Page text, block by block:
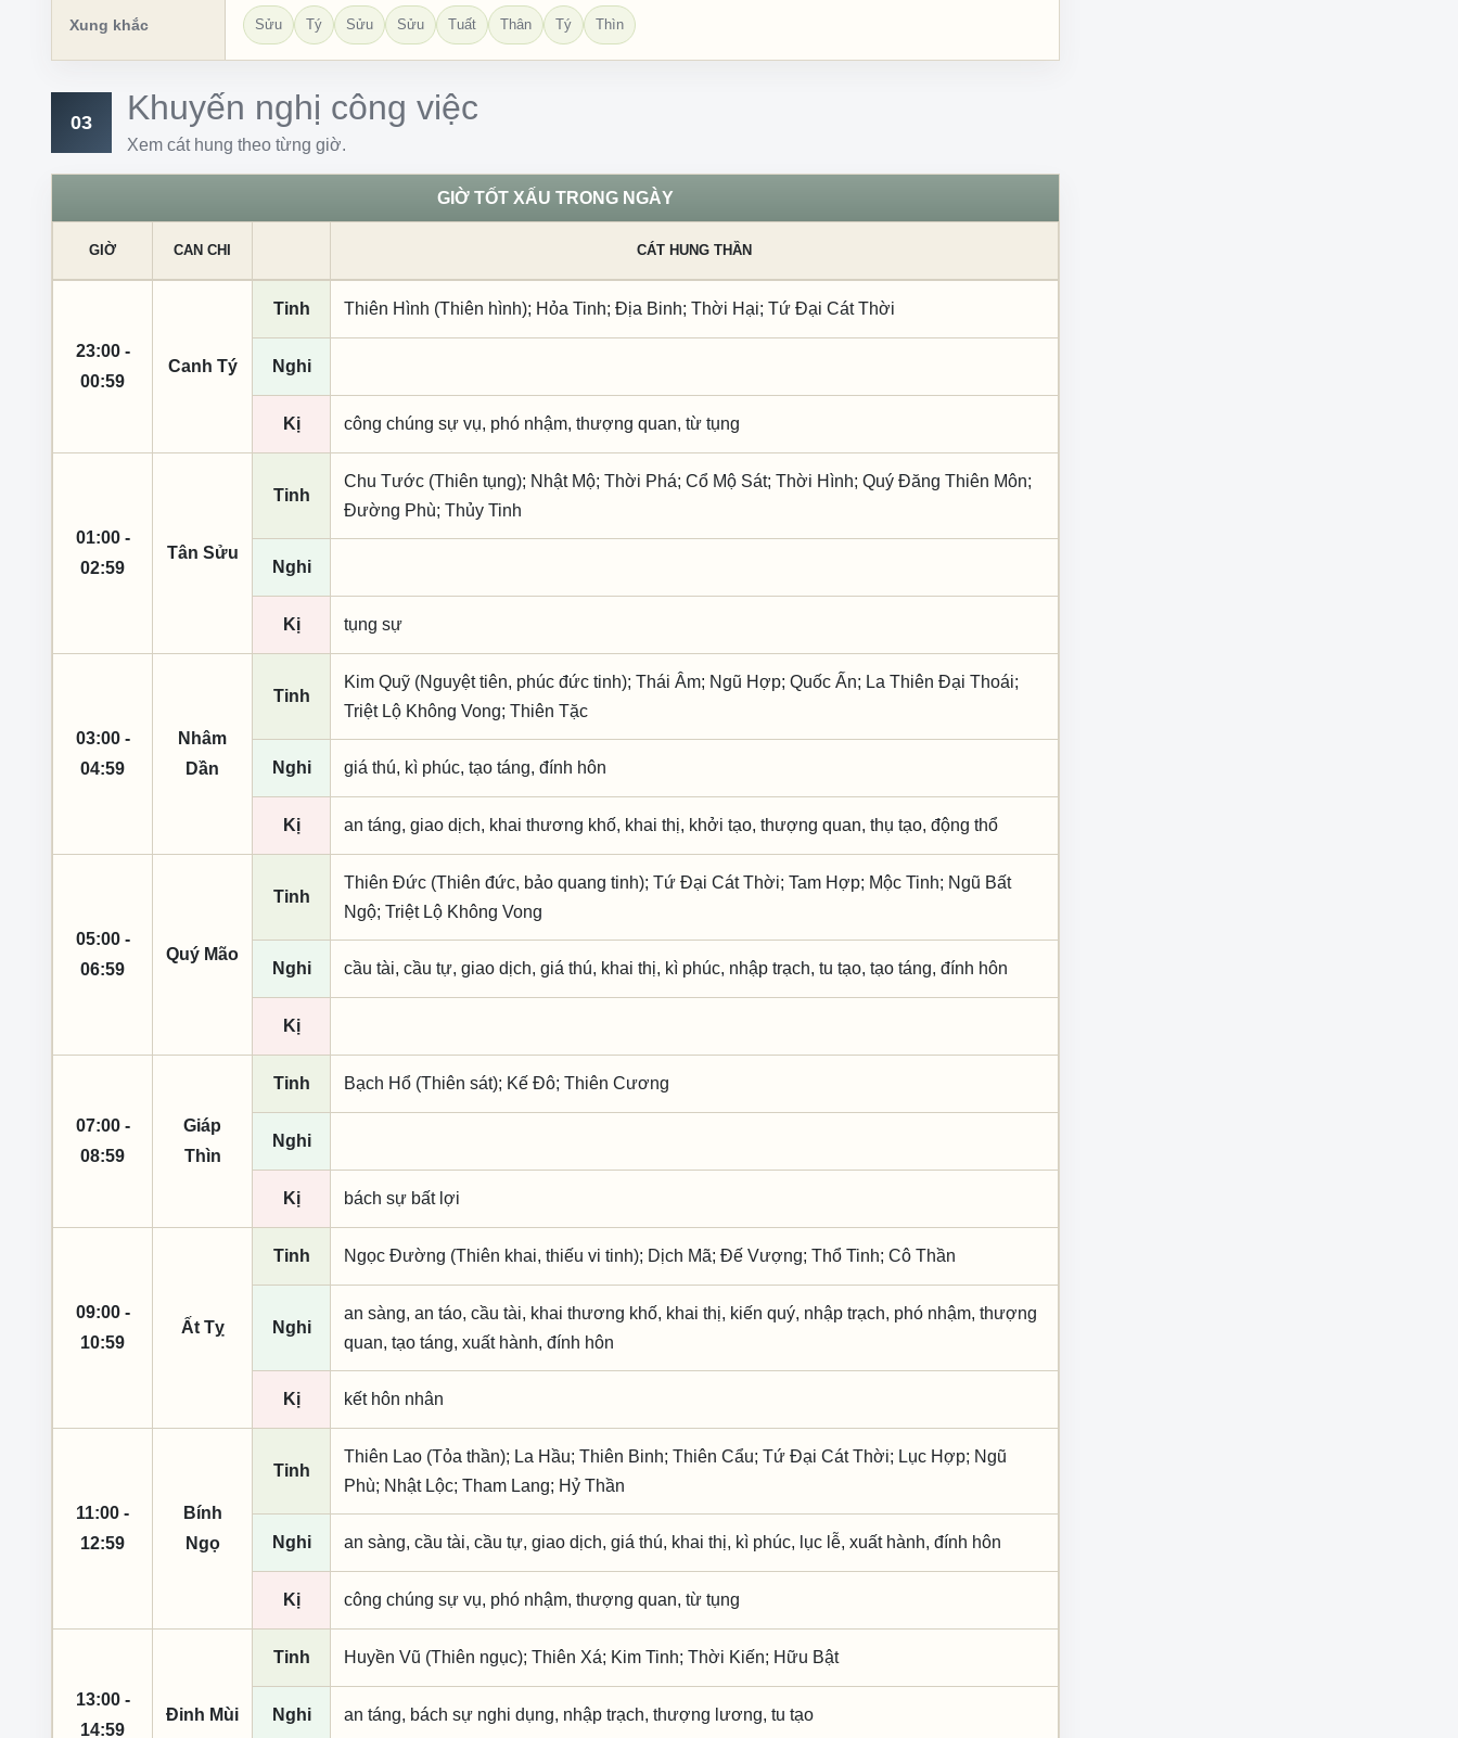
Xung khắc Sửu Tý Sửu Sửu Tuất Thân Tý Thìn
03 Khuyến nghị công việc
Xem cát hung theo từng giờ.
GIỜ TỐT XẤU TRONG NGÀY
GIỜ CAN CHI CÁT HUNG THẦN
23:00 -
00:59
Canh Tý
Tinh Thiên Hình (Thiên hình); Hỏa Tinh; Địa Binh; Thời Hại; Tứ Đại Cát Thời
Nghi
Kị công chúng sự vụ, phó nhậm, thượng quan, từ tụng
01:00 -
02:59
Tân Sửu
Tinh
Chu Tước (Thiên tụng); Nhật Mộ; Thời Phá; Cổ Mộ Sát; Thời Hình; Quý Đăng Thiên Môn;
Đường Phù; Thủy Tinh
Nghi
Kị tụng sự
03:00 -
04:59
Nhâm
Dần
Tinh
Kim Quỹ (Nguyệt tiên, phúc đức tinh); Thái Âm; Ngũ Hợp; Quốc Ấn; La Thiên Đại Thoái;
Triệt Lộ Không Vong; Thiên Tặc
Nghi giá thú, kì phúc, tạo táng, đính hôn
Kị an táng, giao dịch, khai thương khố, khai thị, khởi tạo, thượng quan, thụ tạo, động thổ
05:00 -
06:59
Quý Mão
Tinh
Thiên Đức (Thiên đức, bảo quang tinh); Tứ Đại Cát Thời; Tam Hợp; Mộc Tinh; Ngũ Bất
Ngộ; Triệt Lộ Không Vong
Nghi cầu tài, cầu tự, giao dịch, giá thú, khai thị, kì phúc, nhập trạch, tu tạo, tạo táng, đính hôn
Kị
07:00 -
08:59
Giáp
Thìn
Tinh Bạch Hổ (Thiên sát); Kế Đô; Thiên Cương
Nghi
Kị bách sự bất lợi
09:00 -
10:59
Ất Tỵ
Tinh Ngọc Đường (Thiên khai, thiếu vi tinh); Dịch Mã; Đế Vượng; Thổ Tinh; Cô Thần
Nghi
an sàng, an táo, cầu tài, khai thương khố, khai thị, kiến quý, nhập trạch, phó nhậm, thượng
quan, tạo táng, xuất hành, đính hôn
Kị kết hôn nhân
11:00 -
12:59
Bính
Ngọ
Tinh
Thiên Lao (Tỏa thần); La Hầu; Thiên Binh; Thiên Cẩu; Tứ Đại Cát Thời; Lục Hợp; Ngũ
Phù; Nhật Lộc; Tham Lang; Hỷ Thần
Nghi an sàng, cầu tài, cầu tự, giao dịch, giá thú, khai thị, kì phúc, lục lễ, xuất hành, đính hôn
Kị công chúng sự vụ, phó nhậm, thượng quan, từ tụng
13:00 -
14:59
Đinh Mùi
Tinh Huyền Vũ (Thiên ngục); Thiên Xá; Kim Tinh; Thời Kiến; Hữu Bật
Nghi an táng, bách sự nghi dụng, nhập trạch, thượng lương, tu tạo